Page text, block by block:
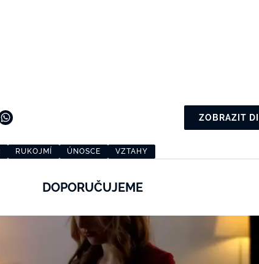
ZOBRAZIT
RUKOJMÍ ÚNOSCE VZTAHY
DOPORUČUJEME